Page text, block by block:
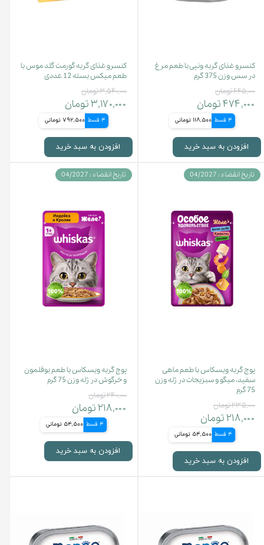
کنسرو غذای گربه ونپی با طعم مرغ
در سس وزن 375 گرم
۶۴۵,۰۰۰ تومان
۴۷۴,۰۰۰ تومان
4 قسط 118,500 تومانی
افزودن به سبد خرید
کنسرو غذای گربه گورمت گلد موس با
طعم میکس بسته 12 عددی
۳,۵۴۰,۰۰۰ تومان
۳,۱۷۰,۰۰۰ تومان
4 قسط 792,500 تومانی
افزودن به سبد خرید
پوچ گربه ویسکاس با طعم ماهی
سفید، میگو و سبزیجات در ژله وزن
75 گرم
۲۳۵,۰۰۰ تومان
۲۱۸,۰۰۰ تومان
4 قسط 54,500 تومانی
افزودن به سبد خرید
تاریخ انقضاء : 04/2027
پوچ گربه ویسکاس با طعم بوقلمون
و خرگوش در ژله وزن 75 گرم
۲۴۰,۰۰۰ تومان
۲۱۸,۰۰۰ تومان
4 قسط 54,500 تومانی
افزودن به سبد خرید
تاریخ انقضاء : 04/2027